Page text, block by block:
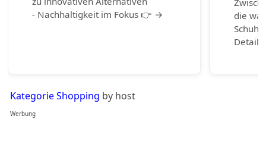
- Nachhaltigkeit im Fokus 👉 →
die
Detail
Kategorie Shopping by host
Werbung